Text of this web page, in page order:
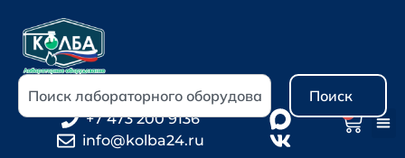
Поиск
+7 473 200 9136
info@kolba24.ru